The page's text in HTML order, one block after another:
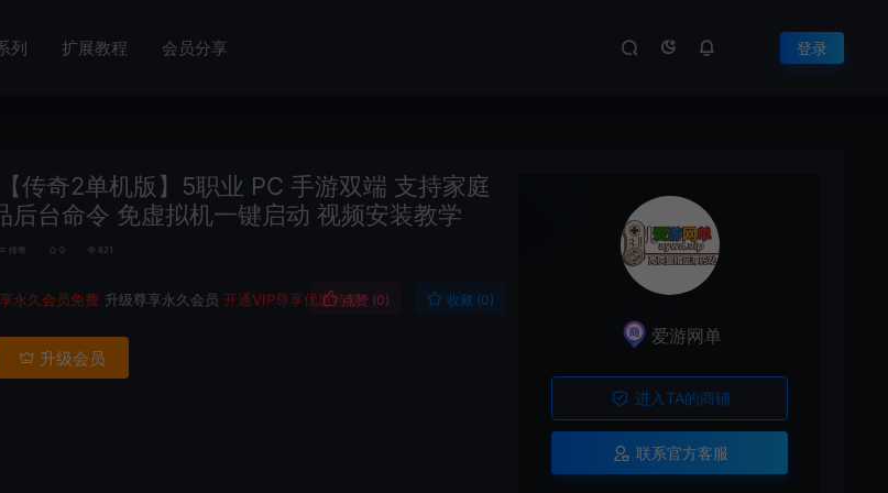
列 扩展教程 会员分享 登录
传奇2单机版】5职业 PC 手游双端 支持家庭
后台命令 免虚拟机一键启动 视频安装教学
传奇 0 821
永久会员免费 升级尊享永久会员 开通VIP尊享优惠特权
点赞 (0) 收藏 (0)
升级会员
爱游网单
进入TA的商铺
联系官方客服